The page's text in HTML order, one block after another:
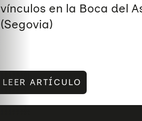
vínculos en la Boca del
(Segovia)
LEER ARTÍCULO